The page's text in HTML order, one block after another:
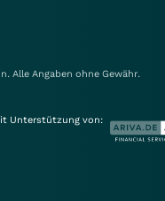
Alle Angaben ohne Gewähr.
Unterstützung von: